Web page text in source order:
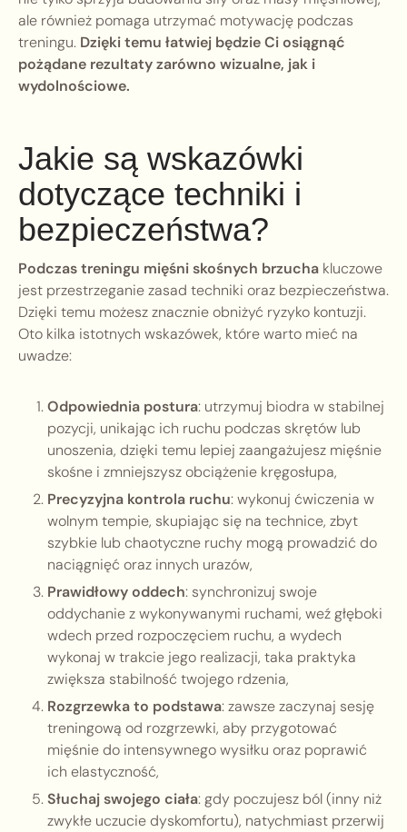
ale również pomaga utrzymać motywację podczas
treningu. Dzięki temu łatwiej będzie Ci osiągnąć
pożądane rezultaty zarówno wizualne, jak i
wydolnościowe.
Jakie są wskazówki
dotyczące techniki i
bezpieczeństwa?
Podczas treningu mięśni skośnych brzucha kluczowe
jest przestrzeganie zasad techniki oraz bezpieczeństwa.
Dzięki temu możesz znacznie obniżyć ryzyko kontuzji.
Oto kilka istotnych wskazówek, które warto mieć na
uwadze:
Odpowiednia postura: utrzymuj biodra w stabilnej
pozycji, unikając ich ruchu podczas skrętów lub
unoszenia, dzięki temu lepiej zaangażujesz mięśnie
skośne i zmniejszysz obciążenie kręgosłupa,
Precyzyjna kontrola ruchu: wykonuj ćwiczenia w
wolnym tempie, skupiając się na technice, zbyt
szybkie lub chaotyczne ruchy mogą prowadzić do
naciągnięć oraz innych urazów,
Prawidłowy oddech: synchronizuj swoje
oddychanie z wykonywanymi ruchami, weź głęboki
wdech przed rozpoczęciem ruchu, a wydech
wykonaj w trakcie jego realizacji, taka praktyka
zwiększa stabilność twojego rdzenia,
Rozgrzewka to podstawa: zawsze zaczynaj sesję
treningową od rozgrzewki, aby przygotować
mięśnie do intensywnego wysiłku oraz poprawić
ich elastyczność,
Słuchaj swojego ciała: gdy poczujesz ból (inny niż
zwykłe uczucie dyskomfortu), natychmiast przerwij